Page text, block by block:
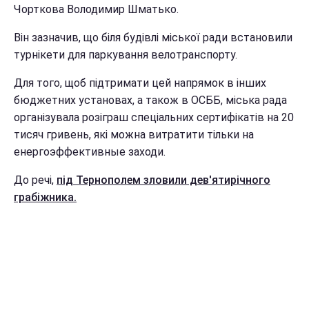
Чорткова Володимир Шматько.
Він зазначив, що біля будівлі міської ради встановили
турнікети для паркування велотранспорту.
Для того, щоб підтримати цей напрямок в інших
бюджетних установах, а також в ОСББ, міська рада
організувала розіграш спеціальних сертифікатів на 20
тисяч гривень, які можна витратити тільки на
енергоэффективные заходи.
До речі, під Тернополем зловили дев'ятирічного
грабіжника.